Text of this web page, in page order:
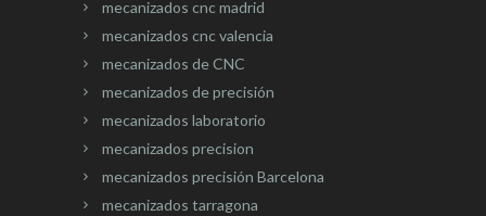
mecanizados cnc madrid
mecanizados cnc valencia
mecanizados de CNC
mecanizados de precisión
mecanizados laboratorio
mecanizados precision
mecanizados precisión Barcelona
mecanizados tarragona